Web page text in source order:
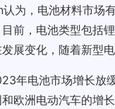
为，电池材料市场
前，电池类型包括
展变化，随着新型
年电池市场增长放
欧洲电动汽车的